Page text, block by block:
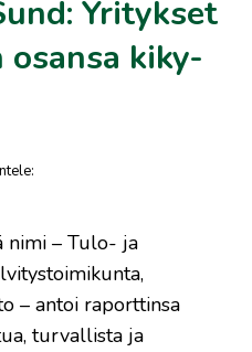
Yritykset
kiky-
:
nimi – Tulo- ja
– antoi raporttinsa
turvallista ja